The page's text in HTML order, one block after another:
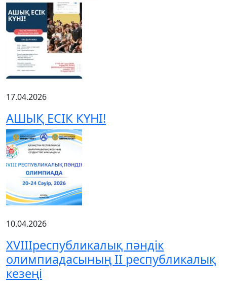
17.04.2026
АШЫҚ ЕСІК КҮНІ!
10.04.2026
XVIIIреспубликалық пәндік
олимпиадасының ІІ республикалық
кезеңі